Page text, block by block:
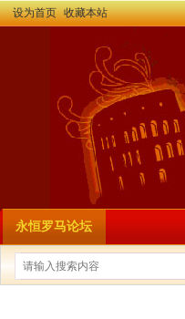
设为首页 收藏本站
永恒罗马论坛